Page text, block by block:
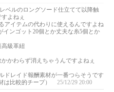
ベルのロングソード仕立てて以降触
よねぇ
アイテムの代わりに使えるんですよね
インゴット20個とか丈夫な糸5個とか
級革紐
かわらず消えちゃうんですよねぇ
ドレイド報酬素材が一番つらそうです
は比較的チープ）
25/12/29 20:00